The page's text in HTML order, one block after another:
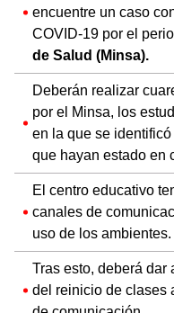
encuentre un caso
COVID-19 por el
de Salud (Minsa).
Deberán realizar
por el Minsa, los
en la que se
que hayan estado en
El centro educativo
canales de
uso de los ambientes.
Tras esto, deberá dar
del reinicio de clases